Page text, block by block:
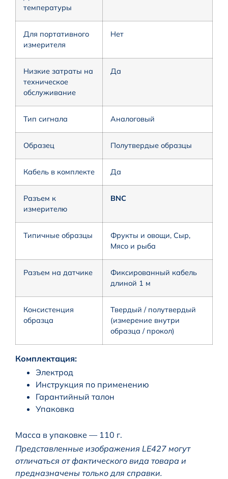
температуры
Для портативного
измерителя
Нет
Низкие затраты на
техническое
обслуживание
Да
Тип сигнала Аналоговый
Образец Полутвердые образцы
Кабель в комплекте Да
Разъем к
измерителю
BNC
Типичные образцы
Фрукты и овощи, Сыр,
Мясо и рыба
Разъем на датчике
Фиксированный кабель
длиной 1 м
Консистенция
образца
Твердый / полутвердый
(измерение внутри
образца / прокол)
Комплектация:
Электрод
Инструкция по применению
Гарантийный талон
Упаковка
Масса в упаковке — 110 г.
Представленные изображения LE427 могут
отличаться от фактического вида товара и
предназначены только для справки.